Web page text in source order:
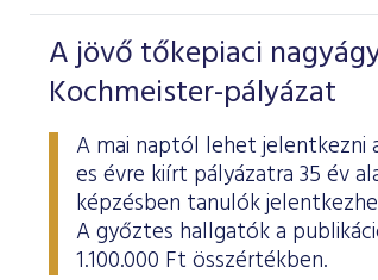
A jövő tőkepiaci
Kochmeister-pályázat
A mai naptól lehet jelentkezni
es évre kiírt pályázatra 35 év
képzésben tanulók
A győztes hallgatók a
1.100.000 Ft összértékben.